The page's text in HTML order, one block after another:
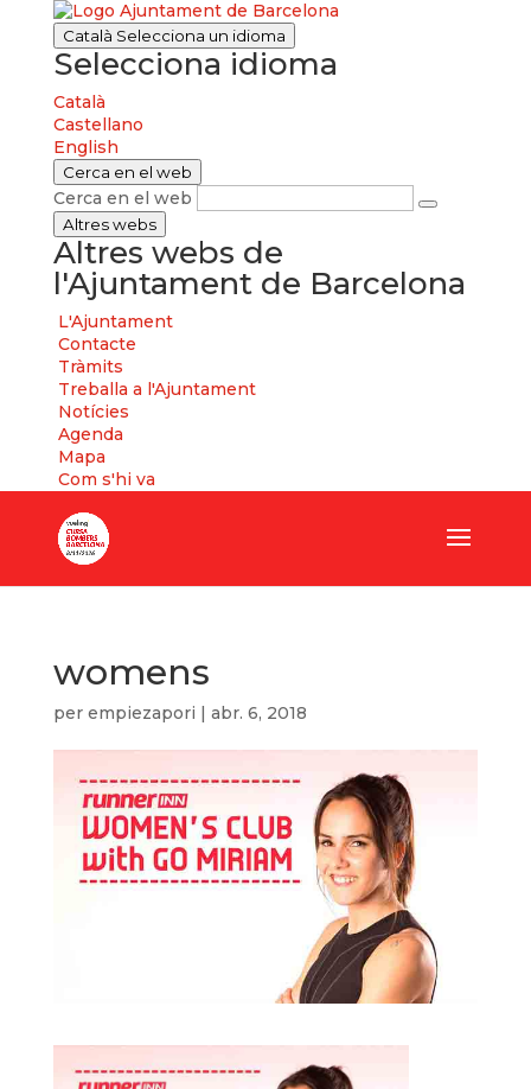
Català Selecciona un idioma
Selecciona idioma
Català
Castellano
English
Cerca en el web
Cerca en el web
Altres webs
Altres webs de
l'Ajuntament de Barcelona
L'Ajuntament
Contacte
Tràmits
Treballa a l'Ajuntament
Notícies
Agenda
Mapa
Com s'hi va
womens
per empiezapori | abr. 6, 2018